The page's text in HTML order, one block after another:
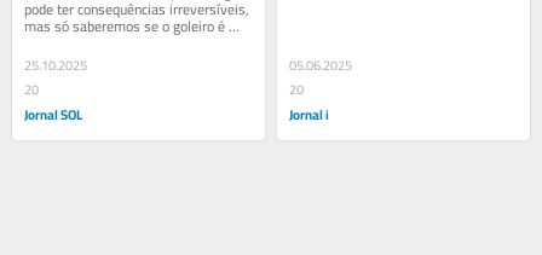
pode ter consequências irreversíveis,
mas só saberemos se o goleiro é
25.10.2025
20
Jornal SOL
05.06.2025
20
Jornal i